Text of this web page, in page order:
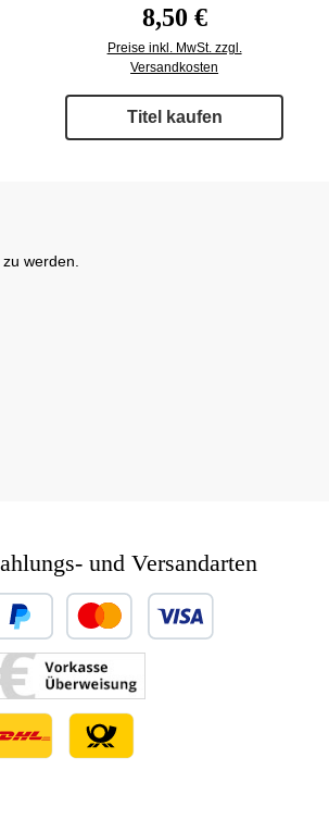
Regulärer Preis:
8,50 €
Preise inkl. MwSt. zzgl.
Versandkosten
Titel kaufen
werden.
und Versandarten
Bild 1
Benutzerdefiniertes Bild 2
Bild 3